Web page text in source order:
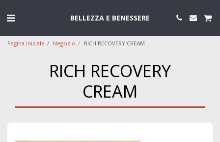
BELLEZZA E BENESSERE
Pagina iniziale Negozio RICH RECOVERY CREAM
RICH RECOVERY
CREAM